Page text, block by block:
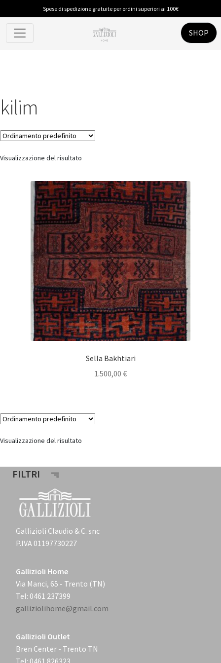
Spese di spedizione gratuite per ordini superiori ai 100€
SHOP
kilim
Visualizzazione del risultato
Sella Bakhtiari
1.500,00 €
Visualizzazione del risultato
FILTRI
Gallizioli Claudio & C. snc
P.IVA 01197730227
Gallizioli Home
Via Manci, 65 - Trento (TN)
Tel: 0461 237399
galliziolihome@gmail.com
Gallizioli Outlet
Bren Center - Trento TN